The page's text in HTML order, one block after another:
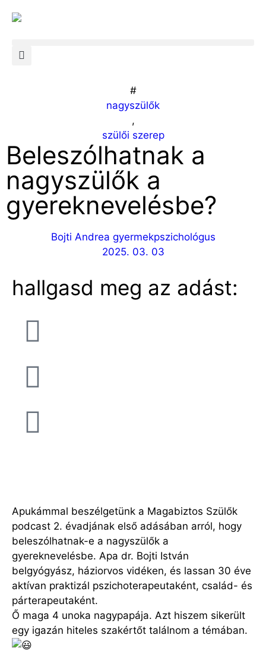
#
nagyszülők
,
szülői szerep
Beleszólhatnak a
nagyszülők a
gyereknevelésbe?
Bojti Andrea gyermekpszichológus
2025. 03. 03
hallgasd meg az adást:
Apukámmal beszélgetünk a Magabiztos Szülők
podcast 2. évadjának első adásában arról, hogy
beleszólhatnak-e a nagyszülők a
gyereknevelésbe. Apa dr. Bojti István
belgyógyász, háziorvos vidéken, és lassan 30 éve
aktívan praktizál pszichoterapeutaként, család- és
párterapeutaként.
Ő maga 4 unoka nagypapája. Azt hiszem sikerült
egy igazán hiteles szakértőt találnom a témában.